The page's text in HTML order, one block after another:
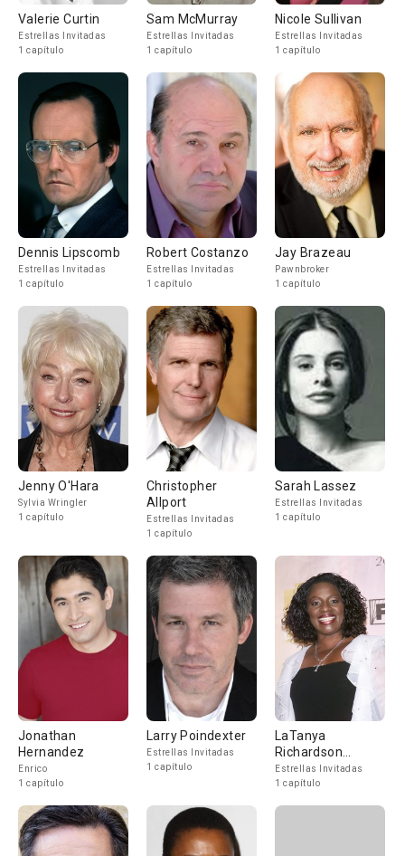
Valerie Curtin
Estrellas Invitadas
1 capítulo
Sam McMurray
Estrellas Invitadas
1 capítulo
Nicole Sullivan
Estrellas Invitadas
1 capítulo
Dennis Lipscomb
Estrellas Invitadas
1 capítulo
Robert Costanzo
Estrellas Invitadas
1 capítulo
Jay Brazeau
Pawnbroker
1 capítulo
Jenny O'Hara
Sylvia Wringler
1 capítulo
Christopher
Allport
Estrellas Invitadas
1 capítulo
Sarah Lassez
Estrellas Invitadas
1 capítulo
Jonathan
Hernandez
Enrico
1 capítulo
Larry Poindexter
Estrellas Invitadas
1 capítulo
LaTanya
Richardson
Jackson
Estrellas Invitadas
1 capítulo